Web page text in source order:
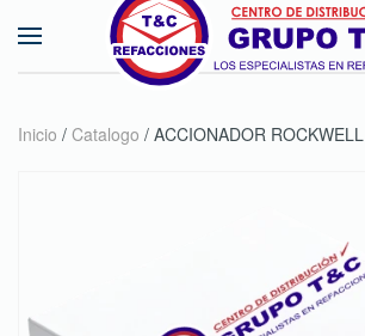
Skip to main content
Inicio / Catalogo / ACCIONADOR ROCKWELL